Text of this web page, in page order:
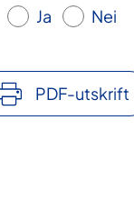
Ja Nei
PDF-utskrift